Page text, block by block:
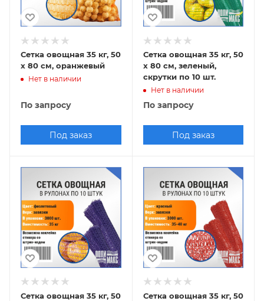
Сетка овощная 35 кг, 50
х 80 см, оранжевый
Нет в наличии
По запросу
Под заказ
Сетка овощная 35 кг, 50
х 80 см, зеленый,
скрутки по 10 шт.
Нет в наличии
По запросу
Под заказ
Сетка овощная 35 кг, 50
Сетка овощная 35 кг, 50